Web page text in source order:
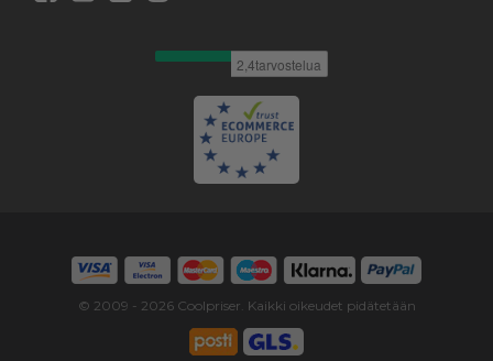
© 2009 - 2026Coolpriser. Kaikki oikeudet pidätetään